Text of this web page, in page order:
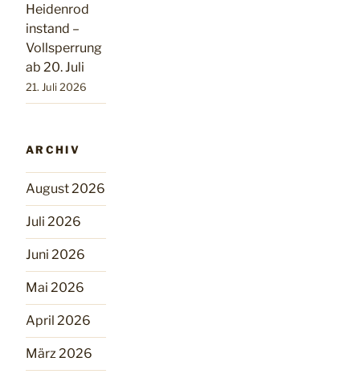
Heidenrod
instand –
Vollsperrung
ab 20. Juli
21. Juli 2026
ARCHIV
August 2026
Juli 2026
Juni 2026
Mai 2026
April 2026
März 2026